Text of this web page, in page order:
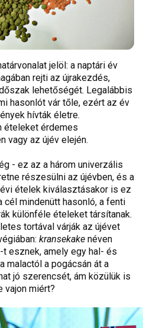
jelöl: a naptári év
rejti az újrakezdés,
lehetőségét. Legalábbis
hasonlót vár tőle, ezért az év
hívták életre.
ételeket érdemes
vagy az újév elején.
- ez az a három univerzális
részesülni az újévben, és a
ételek kiválasztásakor is ez
cél mindenütt hasonló, a fenti
különféle ételeket társítanak.
tortával várják az újévet
kransekake néven
-t esznek, amely egy hal- és
malactól a pogácsán át a
jó szerencsét, ám közülük is
vajon miért?